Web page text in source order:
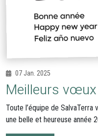
07 Jan. 2025
Meilleurs
Toute l’équipe de
une belle et heureuse année